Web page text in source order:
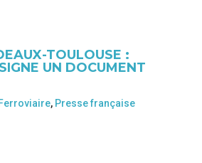
TOULOUSE :
UN DOCUMENT
Ferroviaire, Presse française